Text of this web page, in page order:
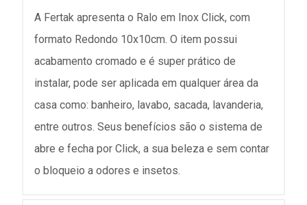
A Fertak apresenta o Ralo em Inox Click, com
formato Redondo 10x10cm. O item possui
acabamento cromado e é super prático de
instalar, pode ser aplicada em qualquer área da
casa como: banheiro, lavabo, sacada, lavanderia,
entre outros. Seus benefícios são o sistema de
abre e fecha por Click, a sua beleza e sem contar
o bloqueio a odores e insetos.